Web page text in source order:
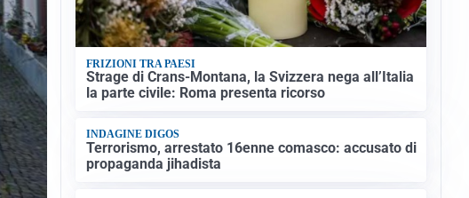
FRIZIONI TRA PAESI
Strage di Crans-Montana, la Svizzera nega all’Italia
la parte civile: Roma presenta ricorso
INDAGINE DIGOS
Terrorismo, arrestato 16enne comasco: accusato di
propaganda jihadista